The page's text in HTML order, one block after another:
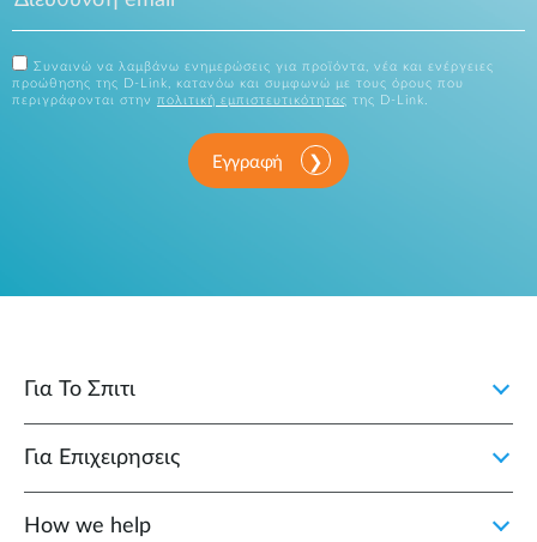
Συναινώ να λαμβάνω ενημερώσεις για προϊόντα, νέα και ενέργειες
προώθησης της D-Link, κατανόω και συμφωνώ με τους όρους που
περιγράφονται στην πολιτική εμπιστευτικότητας της D-Link.
Εγγραφή
Για Το Σπιτι
Για Επιχειρησεις
How we help